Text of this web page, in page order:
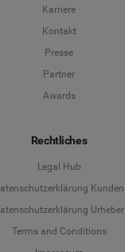
Karriere
Kontakt
Presse
Partner
Awards
Rechtliches
Legal Hub
Kunden
Urheber
Terms and Conditions